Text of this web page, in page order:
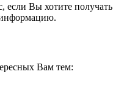
если Вы хотите получать
Вам тем: